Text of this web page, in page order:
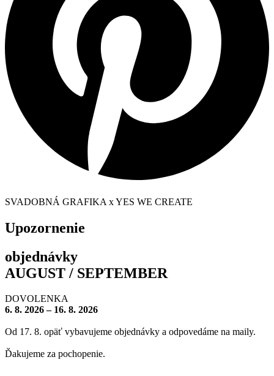
SVADOBNÁ GRAFIKA x YES WE CREATE
Upozornenie
objednávky
AUGUST / SEPTEMBER
DOVOLENKA
6. 8. 2026 – 16. 8. 2026
Od 17. 8. opäť vybavujeme objednávky a odpovedáme na maily.
Ďakujeme za pochopenie.